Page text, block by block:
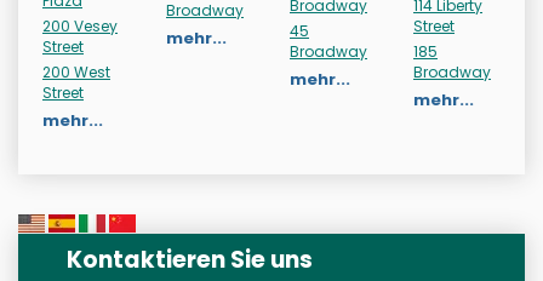
200 Vesey
Street
200 West
Street
mehr...
Broadway
mehr...
Broadway
45
Broadway
mehr...
114 Liberty
Street
185
Broadway
mehr...
Kontaktieren Sie uns